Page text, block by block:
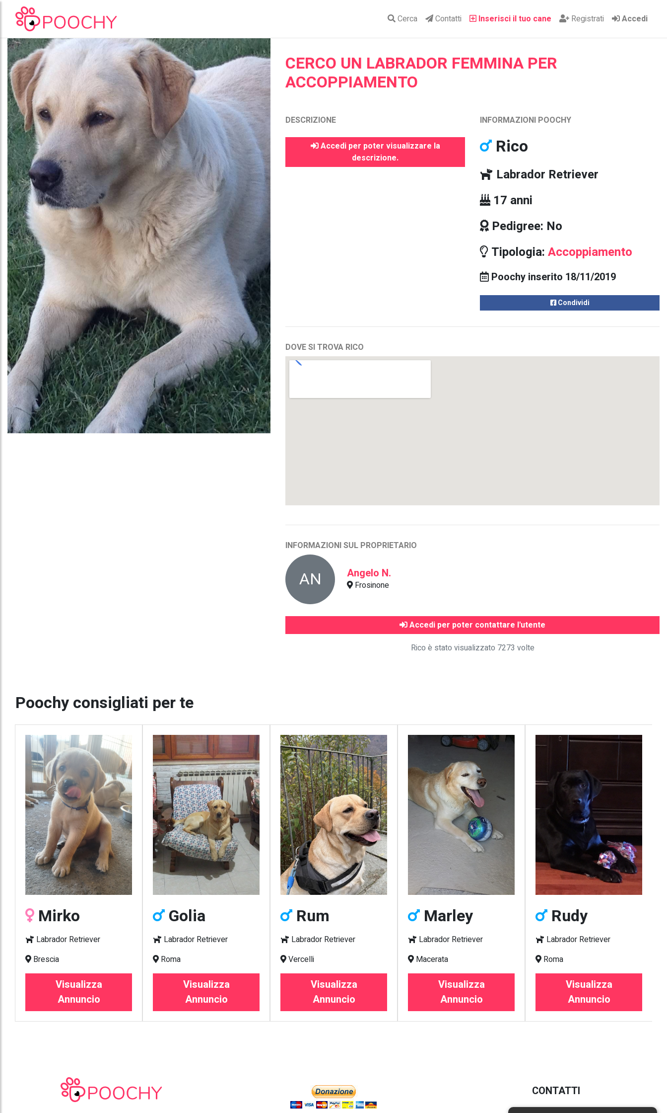
Cerca Contatti Inserisci il tuo cane Registrati Accedi
CERCO UN LABRADOR FEMMINA PER
ACCOPPIAMENTO
DESCRIZIONE
Accedi per poter visualizzare la
descrizione.
INFORMAZIONI POOCHY
Rico
Labrador Retriever
17 anni
Pedigree: No
Tipologia: Accoppiamento
Poochy inserito 18/11/2019
Condividi
DOVE SI TROVA RICO
INFORMAZIONI SUL PROPRIETARIO
AN Angelo N.
Frosinone
Accedi per poter contattare l'utente
Rico è stato visualizzato 7273 volte
Poochy consigliati per te
Mirko
Labrador Retriever
Brescia
Visualizza
Annuncio
Golia
Labrador Retriever
Roma
Visualizza
Annuncio
Rum
Labrador Retriever
Vercelli
Visualizza
Annuncio
Marley
Labrador Retriever
Macerata
Visualizza
Annuncio
Rudy
Labrador Retriever
Roma
Visualizza
Annuncio
CONTATTI